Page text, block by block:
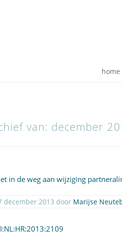
home
van: december
in de weg aan wijziging
CB 2013-213 Geplaatst op 27 december 2013 door Marijse